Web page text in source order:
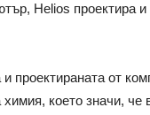
Helios проектира
проектираната от
което значи, че